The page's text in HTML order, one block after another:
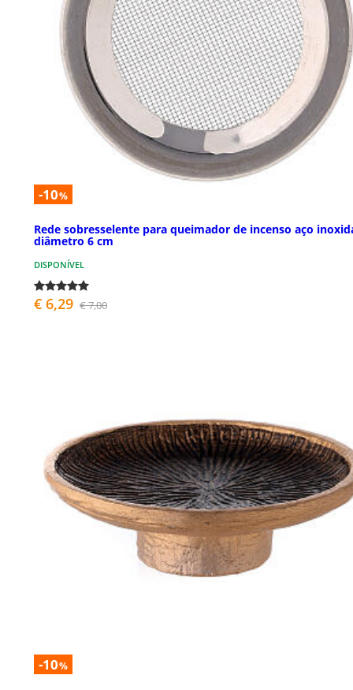
-10%
Rede sobresselente para queimador de incenso aço
diâmetro 6 cm
DISPONÍVEL
€ 6,29 € 7,00
-10%